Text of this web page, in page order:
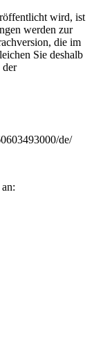
wird, ist
werden zur
die im
Sie deshalb
der
de/